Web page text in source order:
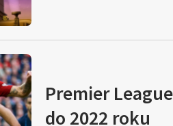
Premier
do 2022 roku